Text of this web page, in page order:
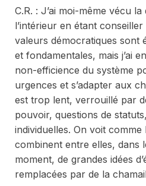
C.R. : J’ai moi-même vécu
l’intérieur en étant
valeurs démocratiques sont
et fondamentales, mais j’ai
non-efficience du système
urgences et s’adapter aux
est trop lent, verrouillé par
pouvoir, questions de
individuelles. On voit comme
combinent entre elles, dans
moment, de grandes idées
remplacées par de la